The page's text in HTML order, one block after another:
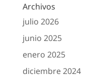
Archivos
julio 2026
junio 2025
enero 2025
diciembre 2024